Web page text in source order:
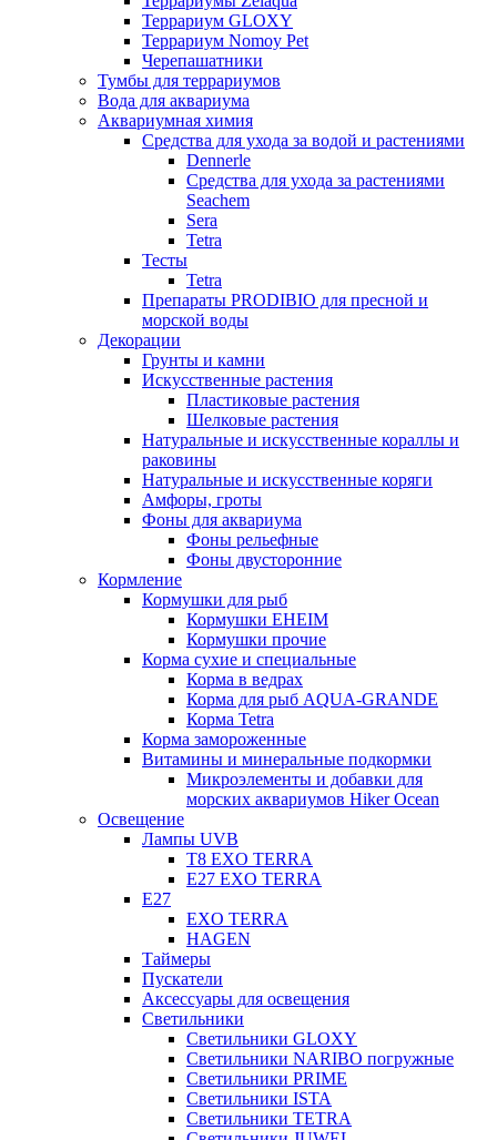
Террариум GLOXY
Террариум Nomoy Pet
Черепашатники
Тумбы для террариумов
Вода для аквариума
Аквариумная химия
Средства для ухода за водой и растениями
Dennerle
Средства для ухода за растениями
Seachem
Sera
Tetra
Тесты
Tetra
Препараты PRODIBIO для пресной и
морской воды
Декорации
Грунты и камни
Искусственные растения
Пластиковые растения
Шелковые растения
Натуральные и искусственные кораллы и
раковины
Натуральные и искусственные коряги
Амфоры, гроты
Фоны для аквариума
Фоны рельефные
Фоны двусторонние
Кормление
Кормушки для рыб
Кормушки EHEIM
Кормушки прочие
Корма сухие и специальные
Корма в ведрах
Корма для рыб AQUA-GRANDE
Корма Tetra
Корма замороженные
Витамины и минеральные подкормки
Микроэлементы и добавки для
морских аквариумов Hiker Ocean
Освещение
Лампы UVB
Т8 EXO TERRA
Е27 EXO TERRA
Е27
EXO TERRA
HAGEN
Таймеры
Пускатели
Аксессуары для освещения
Светильники
Светильники GLOXY
Светильники NARIBO погружные
Светильники PRIME
Светильники ISTA
Светильники TETRA